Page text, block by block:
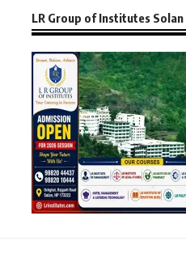
LR Group of Institutes Solan